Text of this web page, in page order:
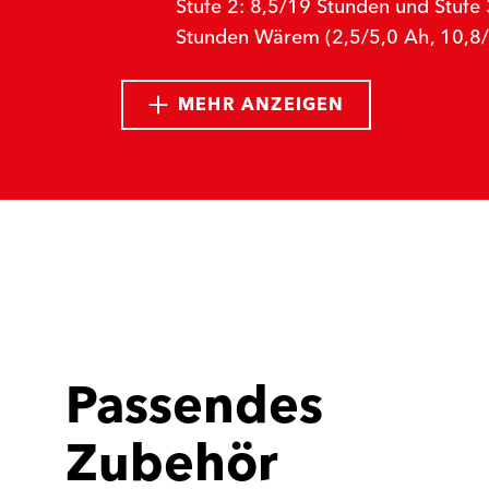
Stufe 2: 8,5/19 Stunden und
Stunden Wärem (2,5/5,0 Ah,
MEHR ANZEIGEN
Passendes
Zubehör